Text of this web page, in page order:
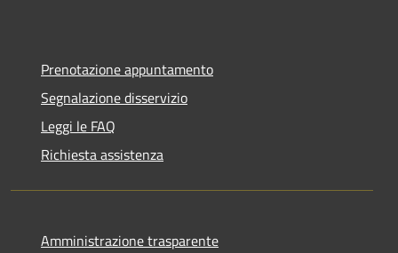
Prenotazione appuntamento
Segnalazione disservizio
Leggi le FAQ
Richiesta assistenza
Amministrazione trasparente